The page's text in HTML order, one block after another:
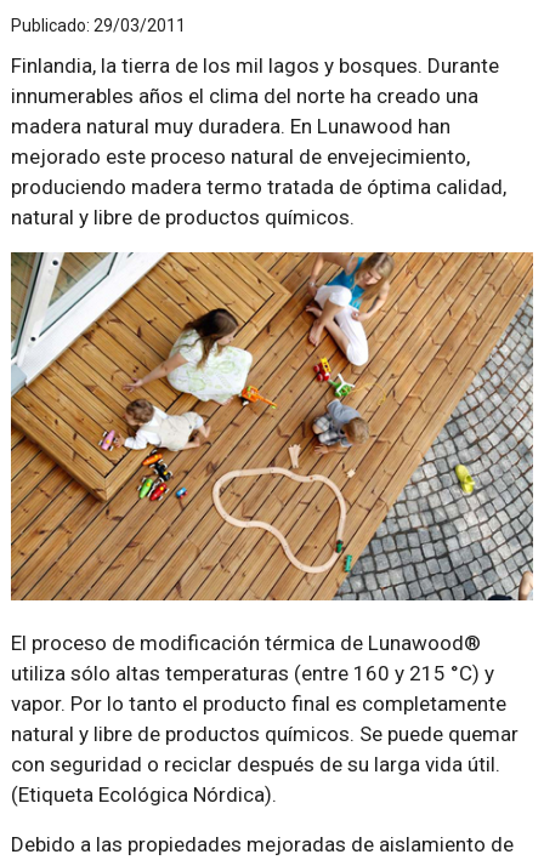
Publicado: 29/03/2011
Finlandia, la tierra de los mil lagos y bosques. Durante
innumerables años el clima del norte ha creado una
madera natural muy duradera. En Lunawood han
mejorado este proceso natural de envejecimiento,
produciendo madera termo tratada de óptima calidad,
natural y libre de productos químicos.
El proceso de modificación térmica de Lunawood®
utiliza sólo altas temperaturas (entre 160 y 215 °C) y
vapor. Por lo tanto el producto final es completamente
natural y libre de productos químicos. Se puede quemar
con seguridad o reciclar después de su larga vida útil.
(Etiqueta Ecológica Nórdica).
Debido a las propiedades mejoradas de aislamiento de